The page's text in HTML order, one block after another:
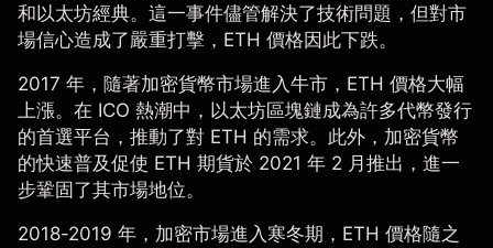
和以太坊經典。這一事件儘管解決了技術問題，但對市
場信心造成了嚴重打擊，ETH 價格因此下跌。
2017 年，隨著加密貨幣市場進入牛市， ETH 價格大幅
上漲。在 ICO 熱潮中，以太坊區塊鏈成為許多代幣發行
的首選平台，推動了對 ETH 的需求。此外，加密貨幣
的快速普及促使 ETH 期貨於 2021 年 2 月推出，進一
步鞏固了其市場地位。
2018-2019 年，加密市場進入寒冬期，ETH 價格隨之